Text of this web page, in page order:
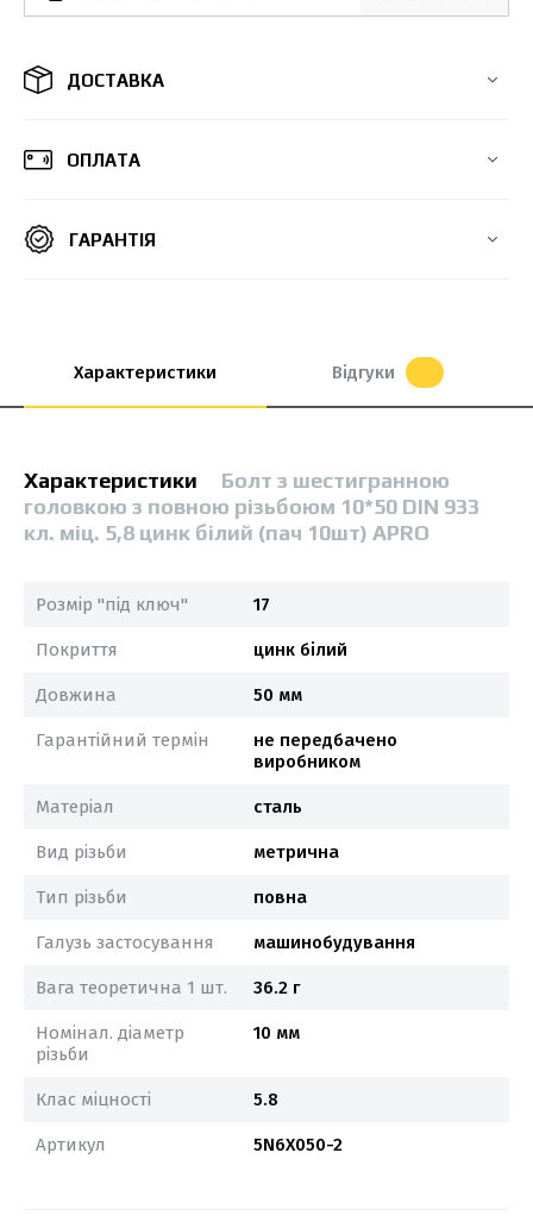
ДОСТАВКА
ОПЛАТА
ГАРАНТІЯ
Характеристики Відгуки
Характеристики
Болт з шестигранною
головкою з повною різьбоюм 10*50 DIN 933
кл. міц. 5,8 цинк білий (пач 10шт) APRO
Розмір "під ключ" 17
Покриття цинк білий
Довжина 50 мм
Гарантійний термін
не передбачено
виробником
Матеріал сталь
Вид різьби метрична
Тип різьби повна
Галузь застосування машинобудування
Вага теоретична 1 шт. 36.2 г
Номінал. діаметр
різьби
10 мм
Клас міцності 5.8
Артикул 5N6X050-2